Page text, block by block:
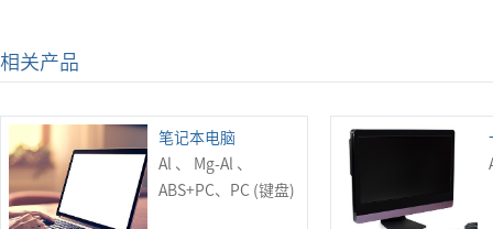
相关产品
笔记本电脑
Al 、 Mg-Al 、
ABS+PC、PC (键盘)